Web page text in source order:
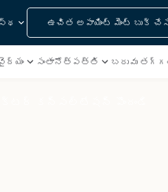
ఉచిత అపాయింట్ మెంట్ బుక్
సంతానోత్పత్తి బరువు